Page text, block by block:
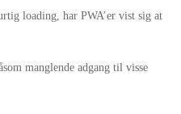
loading, har PWA’er vist sig at
manglende adgang til visse